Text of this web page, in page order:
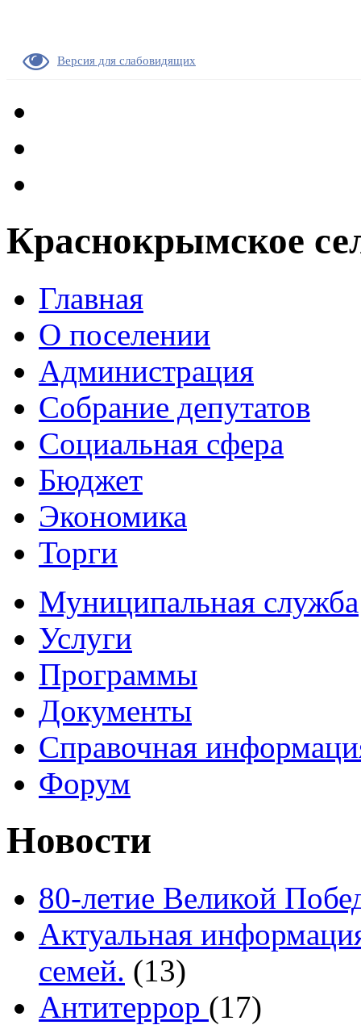
Версия для слабовидящих
Краснокрымское
Главная
О поселении
Администрация
Собрание депутатов
Социальная сфера
Бюджет
Экономика
Торги
Муниципальная служба
Услуги
Программы
Документы
Справочная
Форум
Новости
80-летие Великой
Актуальная
семей. (13)
Антитеррор (17)